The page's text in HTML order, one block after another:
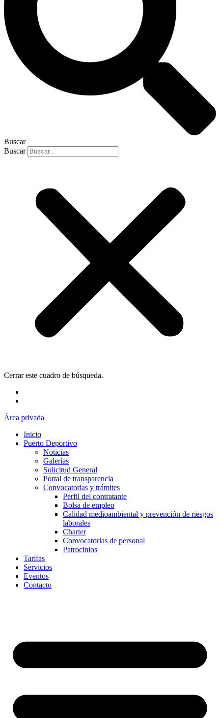
Buscar
Buscar
Cerrar este cuadro de búsqueda.
Área privada
Inicio
Puerto Deportivo
Noticias
Galerías
Solicitud General
Portal de transparencia
Convocatorias y trámites
Perfil del contratante
Bolsa de empleo
Calidad medioambiental y prevención de riesgos
laborales
Charter
Convocatorias de personal
Patrocinios
Tarifas
Servicios
Eventos
Contacto